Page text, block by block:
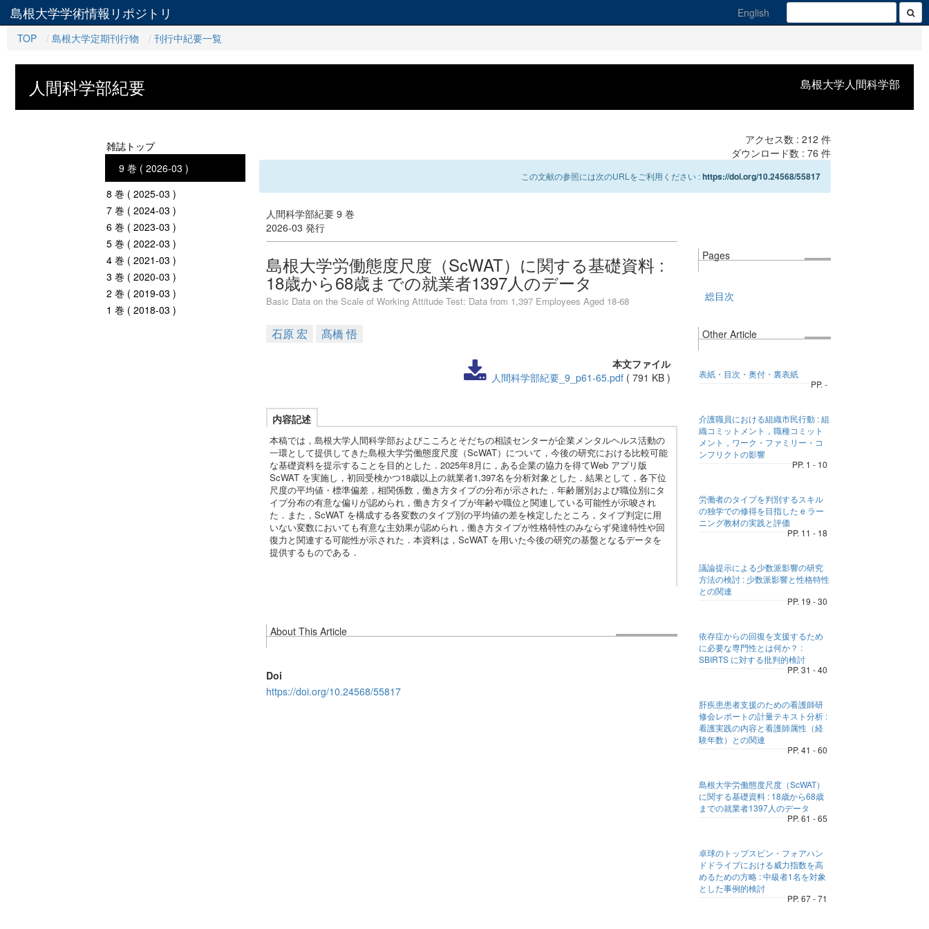
島根大学学術情報リポジトリ
English
TOP
島根大学定期刊行物 刊行中紀要一覧
島根大学人間科学部
人間科学部紀要
雑誌トップ
9 巻 ( 2026-03 )
8 巻 ( 2025-03 )
7 巻 ( 2024-03 )
6 巻 ( 2023-03 )
5 巻 ( 2022-03 )
4 巻 ( 2021-03 )
3 巻 ( 2020-03 )
2 巻 ( 2019-03 )
1 巻 ( 2018-03 )
アクセス数 : 212 件
ダウンロード数 : 76 件
この文献の参照には次のURLをご利用ください :https://doi.org/10.24568/55817
人間科学部紀要 9 巻
2026-03 発行
島根大学労働態度尺度（ScWAT）に関する基礎資料 :
18歳から68歳までの就業者1397人のデータ
Basic Data on the Scale of Working Attitude Test: Data from 1,397 Employees Aged 18-68
石原 宏 髙橋 悟
本文ファイル
人間科学部紀要_9_p61-65.pdf (791 KB )
内容記述
本稿では，島根大学人間科学部およびこころとそだちの相談センターが企業メンタルヘルス活動の
一環として提供してきた島根大学労働態度尺度（ScWAT）について，今後の研究における比較可能
な基礎資料を提示することを目的とした．2025年8月に，ある企業の協力を得てWeb アプリ版
ScWAT を実施し，初回受検かつ18歳以上の就業者1,397名を分析対象とした．結果として，各下位
尺度の平均値・標準偏差，相関係数，働き方タイプの分布が示された．年齢層別および職位別にタ
イプ分布の有意な偏りが認められ，働き方タイプが年齢や職位と関連している可能性が示唆され
た．また，ScWAT を構成する各変数のタイプ別の平均値の差を検定したところ，タイプ判定に用
いない変数においても有意な主効果が認められ，働き方タイプが性格特性のみならず発達特性や回
復力と関連する可能性が示された．本資料は，ScWAT を用いた今後の研究の基盤となるデータを
提供するものである．
About This Article
Doi
https://doi.org/10.24568/55817
Pages
総目次
Other Article
表紙・目次・奥付・裏表紙
PP. -
介護職員における組織市民行動 : 組
織コミットメント，職種コミット
メント，ワーク・ファミリー・コ
ンフリクトの影響
PP. 1 - 10
労働者のタイプを判別するスキル
の独学での修得を目指した e ラー
ニング教材の実践と評価
PP. 11 - 18
議論提示による少数派影響の研究
方法の検討 : 少数派影響と性格特性
との関連
PP. 19 - 30
依存症からの回復を支援するため
に必要な専門性とは何か？ :
SBIRTS に対する批判的検討
PP. 31 - 40
肝疾患患者支援のための看護師研
修会レポートの計量テキスト分析 :
看護実践の内容と看護師属性（経
験年数）との関連
PP. 41 - 60
島根大学労働態度尺度（ScWAT）
に関する基礎資料 : 18歳から68歳
までの就業者1397人のデータ
PP. 61 - 65
卓球のトップスピン・フォアハン
ドドライブにおける威力指数を高
めるための方略 : 中級者1名を対象
とした事例的検討
PP. 67 - 71